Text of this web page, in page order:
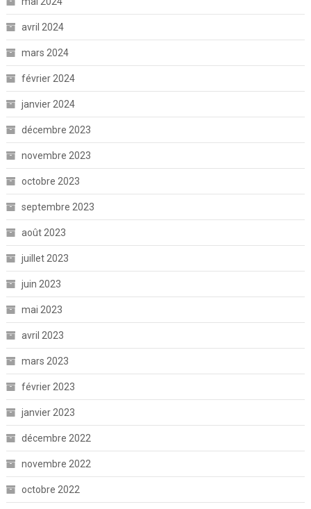
avril 2024
mars 2024
février 2024
janvier 2024
décembre 2023
novembre 2023
octobre 2023
septembre 2023
août 2023
juillet 2023
juin 2023
mai 2023
avril 2023
mars 2023
février 2023
janvier 2023
décembre 2022
novembre 2022
octobre 2022